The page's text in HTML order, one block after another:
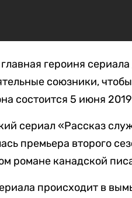
героиня
союзники,
состоится 5 июня
сериал «Рассказ
премьера второго
романе канадской
происходит в